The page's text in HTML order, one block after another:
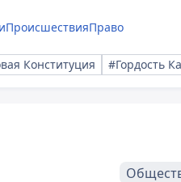
ПроисшествияПраво
Конституция #Гордость